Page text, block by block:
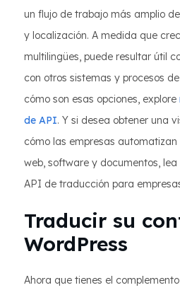
un flujo de trabajo más amplio
y localización. A medida que
multilingües, puede resultar útil
con otros sistemas y procesos
cómo son esas opciones, explore
de API. Y si desea obtener una
cómo las empresas
web, software y documentos,
API de traducción para
Traducir su
WordPress
Ahora que tienes el